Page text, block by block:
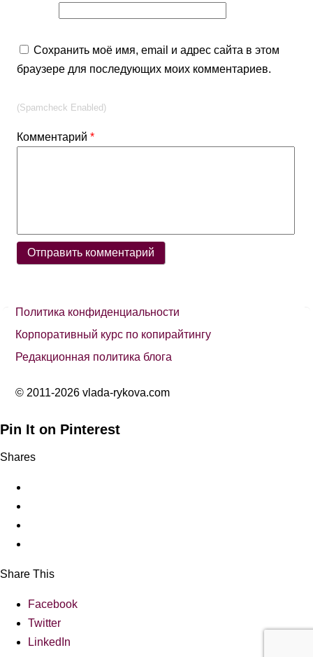
Комментарий*
Сохранить моё имя, email и адрес сайта в этом
браузере для последующих моих комментариев.
(Spamcheck Enabled)
Политика конфиденциальности
Корпоративный курс по копирайтингу
Редакционная политика блога
© 2011-2026 vlada-rykova.com
Pin It on Pinterest
Shares
Share This
Facebook
Twitter
LinkedIn